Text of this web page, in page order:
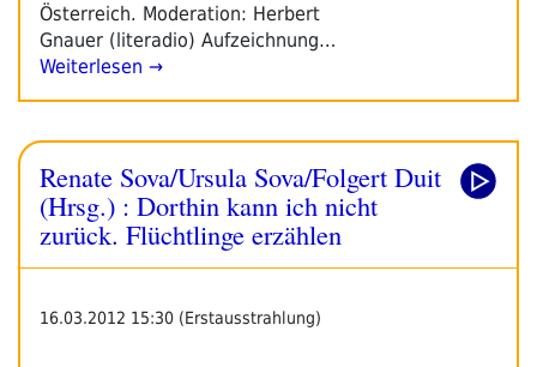
Österreich. Moderation: Herbert
Gnauer (literadio) Aufzeichnung…
Weiterlesen →
Renate Sova/Ursula Sova/Folgert Duit
(Hrsg.) : Dorthin kann ich nicht
zurück. Flüchtlinge erzählen
16.03.2012 15:30 (Erstausstrahlung)